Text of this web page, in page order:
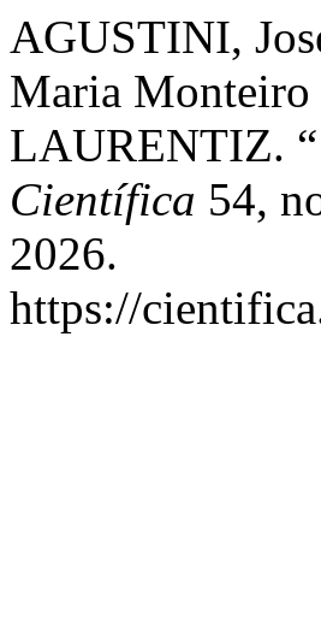
AGUSTINI,
Maria Monteiro
LAURENTIZ. “
Científica 54,
2026.
https://